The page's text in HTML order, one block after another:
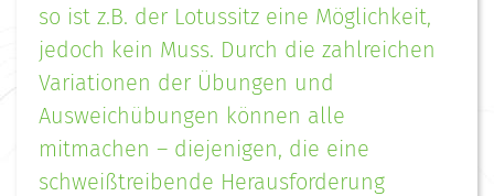
so ist z.B. der Lotussitz eine Möglichkeit,
jedoch kein Muss. Durch die zahlreichen
Variationen der Übungen und
Ausweichübungen können alle
mitmachen – diejenigen, die eine
schweißtreibende Herausforderung